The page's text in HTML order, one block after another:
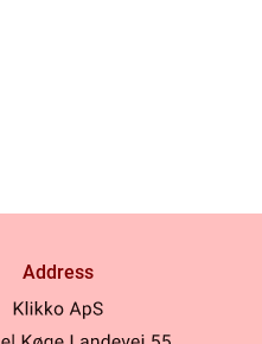
Address